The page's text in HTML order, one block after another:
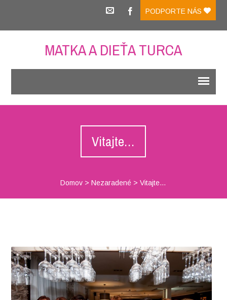
PODPORTE NÁS
MATKA A DIEŤA TURCA
Vitajte…
Domov >Nezaradené >Vitajte…